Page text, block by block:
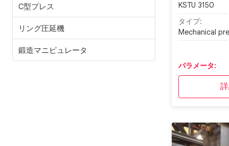
C型プレス
リング圧延機
鍛造マニピュレータ
KSTU 3150
タイプ:
Mechanical
パラメータ: